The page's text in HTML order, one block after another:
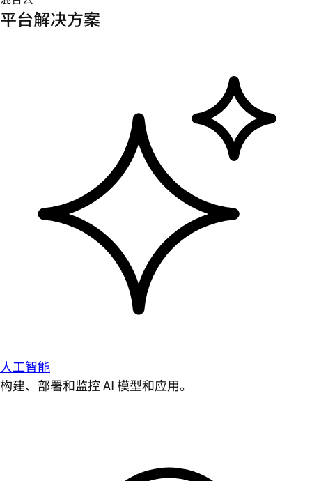
平台解决方案
人工智能
构建、部署和监控 AI 模型和应用。